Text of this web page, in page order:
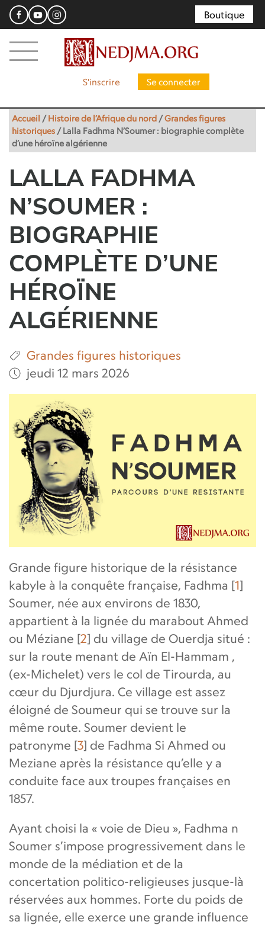
Boutique
S'inscrire Se connecter
Accueil /Histoire de l’Afrique du nord /Grandes figures
historiques /Lalla Fadhma N’Soumer : biographie complète
d’une héroïne algérienne
LALLA FADHMA
N’SOUMER :
BIOGRAPHIE
COMPLÈTE D’UNE
HÉROÏNE
ALGÉRIENNE
Grandes figures historiques
jeudi 12 mars 2026
Grande figure historique de la résistance
kabyle à la conquête française, Fadhma [1]
Soumer, née aux environs de 1830,
appartient à la lignée du marabout Ahmed
ou Méziane [2] du village de Ouerdja situé :
sur la route menant de Aïn El-Hammam ,
(ex-Michelet) vers le col de Tirourda, au
cœur du Djurdjura. Ce village est assez
éloigné de Soumeur qui se trouve sur la
même route. Soumer devient le
patronyme [3] de Fadhma Si Ahmed ou
Meziane après la résistance qu’elle y a
conduite face aux troupes françaises en
1857.
Ayant choisi la « voie de Dieu », Fadhma n
Soumer s’impose progressivement dans le
monde de la médiation et de la
concertation politico-religieuses jusque-là
réservées aux hommes. Forte du poids de
sa lignée, elle exerce une grande influence